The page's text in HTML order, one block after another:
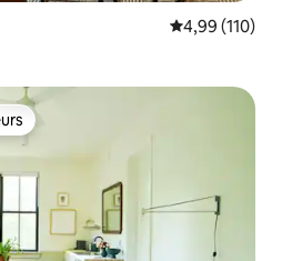
Évaluation
4,99 (110)
les plus appréciés